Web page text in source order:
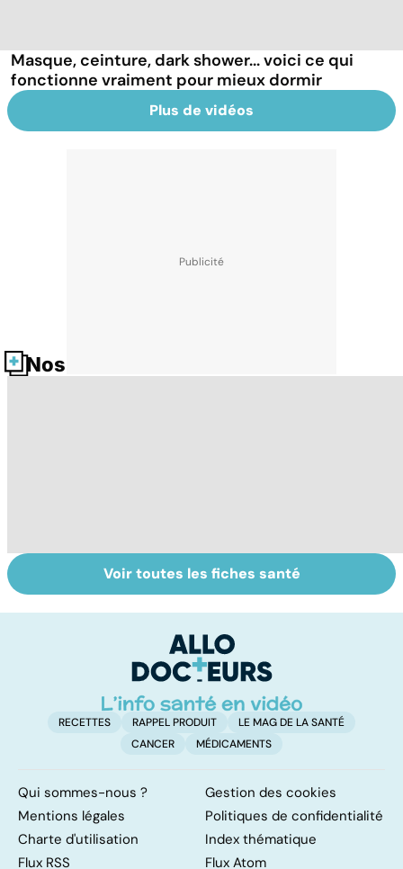
Masque, ceinture, dark shower... voici ce qui
fonctionne vraiment pour mieux dormir
Plus de vidéos
Nos fiches santé
Bien dormir,
mais... sans
Le magnésium,
un oligo-élément
Voir toutes les fiches santé
RECETTES RAPPEL PRODUIT
LE MAG DE LA SANTÉ
CANCER
MÉDICAMENTS
Qui sommes-nous ?
Gestion des cookies
Mentions légales
Politiques de confidentialité
Charte d'utilisation
Index thématique
Flux RSS
Flux Atom